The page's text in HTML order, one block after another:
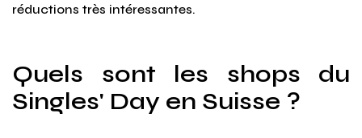
réductions très intéressantes.
Quels sont les shops du
Singles' Day en Suisse ?